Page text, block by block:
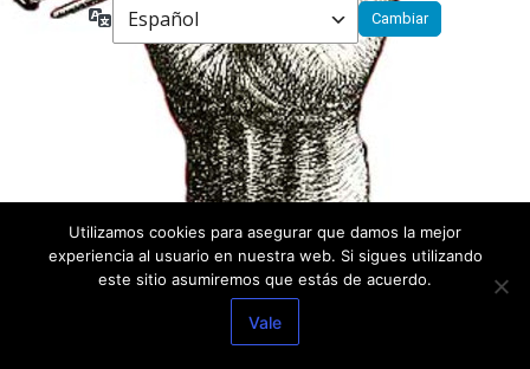
Idioma
Utilizamos cookies para asegurar que damos la mejor
experiencia al usuario en nuestra web. Si sigues utilizando
este sitio asumiremos que estás de acuerdo.
Vale